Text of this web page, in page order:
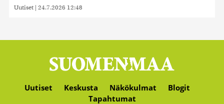
Uutiset | 24.7.2026 12:48
Uutiset Keskusta Näkökulmat
Blogit
Tapahtumat